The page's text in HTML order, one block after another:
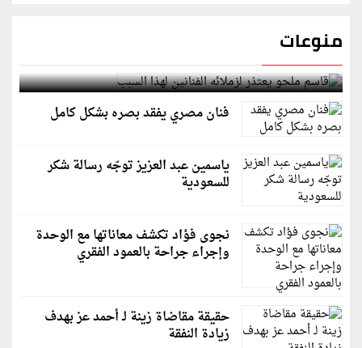
منوعات
قاسم ملحو يعتذر لزملائه الفنانين لهذا السبب
فنان مصري يفقد بصره بشكل كامل
ياسمين عبد العزيز توجّه رسالة شكر
للسعودية
نجوى فؤاد تكشف معاناتها مع الوحدة
وإجراء جراحة بالعمود الفقري
حقيقة مقاضاة زينة لـ أحمد عز بهدف
زيادة النفقة